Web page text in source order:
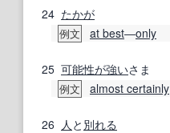
24 たかが
例文 at best―only
25 可能性が強いさま
例文 almost certainly
26 人 と 別れる